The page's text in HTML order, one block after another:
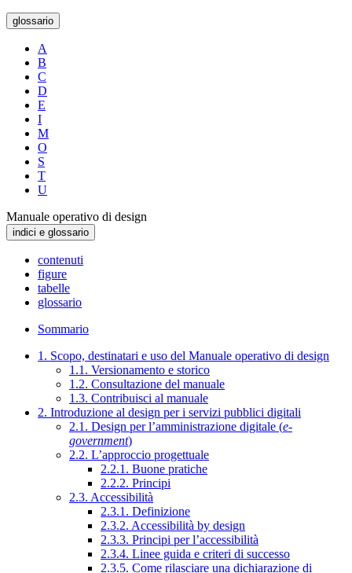
glossario
A
B
C
D
E
I
M
O
S
T
U
Manuale operativo di design
indici e glossario
contenuti
figure
tabelle
glossario
Sommario
1. Scopo, destinatari e uso del Manuale operativo di design
1.1. Versionamento e storico
1.2. Consultazione del manuale
1.3. Contribuisci al manuale
2. Introduzione al design per i servizi pubblici digitali
2.1. Design per l’amministrazione digitale (e-
government)
2.2. L’approccio progettuale
2.2.1. Buone pratiche
2.2.2. Principi
2.3. Accessibilità
2.3.1. Definizione
2.3.2. Accessibilità by design
2.3.3. Principi per l’accessibilità
2.3.4. Linee guida e criteri di successo
2.3.5. Come rilasciare una dichiarazione di